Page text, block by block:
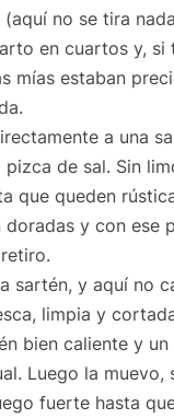
no se tira
en cuartos y, si
mías estaban
a una
de sal. Sin
que queden
doradas y con ese
sartén, y aquí no
limpia y
bien caliente y
Luego la muevo,
fuerte hasta